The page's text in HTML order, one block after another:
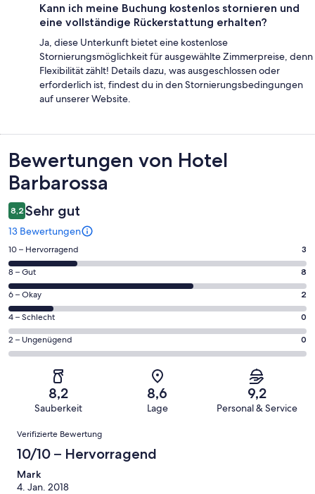
Kann ich meine Buchung kostenlos stornieren und
eine vollständige Rückerstattung erhalten?
Ja, diese Unterkunft bietet eine kostenlose
Stornierungsmöglichkeit für ausgewählte Zimmerpreise, denn
Flexibilität zählt! Details dazu, was ausgeschlossen oder
erforderlich ist, findest du in den Stornierungsbedingungen
auf unserer Website.
Bewertungen
Bewertungen von Hotel
Barbarossa
8,2 Sehr gut
13 Bewertungen
3
von
insgesamt
13
Gästebewertungen
haben
eine
Bewertung
Hervorragend
10 – Hervorragend 3
8
von
insgesamt
13
Gästebewertungen
haben
Bewertung
Gut
8 – Gut 8
2
von
insgesamt
13
Gästebewertungen
Bewertung
Okay
6 – Okay 2
0
von
insgesamt
Gästebewertungen
von
Schlecht
4 – Schlecht 0
0
von
insgesamt
Gästebewertungen
haben
eine
von
2 – Ungenügend 0
8,2
Sauberkeit
8,6
Lage
9,2
Personal & Service
Bewertungen
Verifizierte Bewertung
10/10 – Hervorragend
Mark
4. Jan. 2018